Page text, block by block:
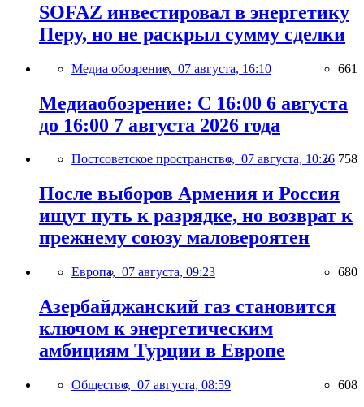
SOFAZ инвестировал в энергетику
Перу, но не раскрыл сумму сделки
Медиа обозрение, 07 августа, 16:10 661
Медиаобозрение: С 16:00 6 августа
до 16:00 7 августа 2026 года
Постсоветское пространство, 07 августа, 10:26 758
После выборов Армения и Россия
ищут путь к разрядке, но возврат к
прежнему союзу маловероятен
Европа, 07 августа, 09:23 680
Азербайджанский газ становится
ключом к энергетическим
амбициям Турции в Европе
Общество, 07 августа, 08:59 608